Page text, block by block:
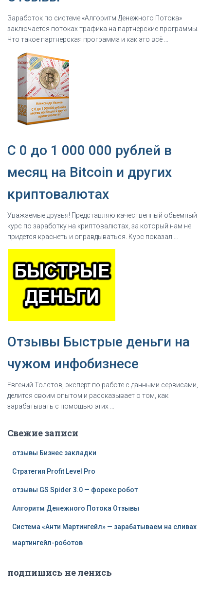
Заработок по системе «Алгоритм Денежного Потока»
заключается потоках трафика на партнерские программы.
Что такое партнерская программа и как это всё …
C 0 до 1 000 000 рублей в
месяц на Bitcoin и других
криптовалютах
Уважаемые друзья! Представляю качественный объемный
курс по заработку на криптовалютах, за который нам не
придется краснеть и оправдываться. Курс показал …
Отзывы Быстрые деньги на
чужом инфобизнесе
Евгений Толстов, эксперт по рaбoте с данными сервисами,
делится своим опытом и рассказывает о том, как
зapaбaтывать с помощью этих …
Свежие записи
отзывы Бизнес закладки
Стратегия Profit Level Pro
отзывы GS Spider 3.0 — форекс робот
Алгоритм Денежного Потока Отзывы
Система «Анти Мартингейл» — зарабатываем на сливах
мартингейл-роботов
подпишись не ленись